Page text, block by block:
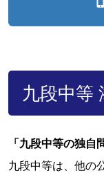
九段中等
「九段中等の独自
九段中等は、他の